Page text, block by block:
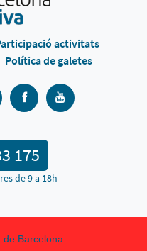
activitats
Política de galetes
175
de 9 a 18h